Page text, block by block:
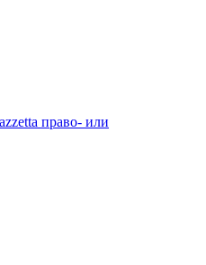
право- или